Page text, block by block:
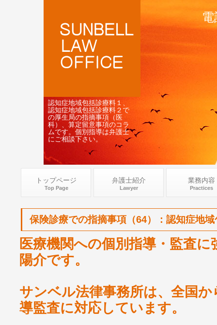
認知症地域包括診療料１、
認知症地域包括診療料２で
の厚生局の指摘事項（医
科）、算定留意事項のコラ
ムです。個別指導は弁護士
にご相談下さい。
保険診療での指摘事項（64）：認知症地
医療機関への個別指導・監査
陽介です。
サンベル法律事務所は、全国
導監査に対応しています。
トップページ
Top Page
弁護士紹介
Lawyer
業務内容
Practices